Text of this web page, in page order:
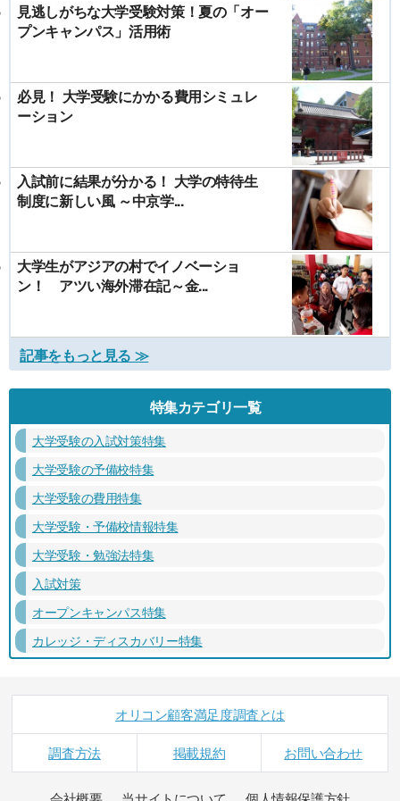
見逃しがちな大学受験対策！夏の「オー
プンキャンパス」活用術
必見！ 大学受験にかかる費用シミュレ
ーション
入試前に結果が分かる！ 大学の特待生
制度に新しい風 ～中京学...
大学生がアジアの村でイノベーショ
ン！ アツい海外滞在記～金...
記事をもっと見る ≫
特集カテゴリ一覧
大学受験の入試対策特集
大学受験の予備校特集
大学受験の費用特集
大学受験・予備校情報特集
大学受験・勉強法特集
入試対策
オープンキャンパス特集
カレッジ・ディスカバリー特集
オリコン顧客満足度調査とは
調査方法 掲載規約 お問い合わせ